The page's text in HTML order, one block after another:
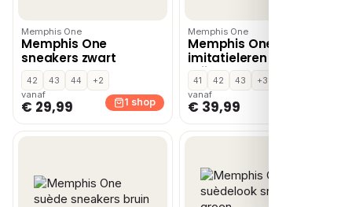
Memphis One
Memphis One
sneakers zwart
42 43 44
+2
vanaf
€ 29,99 1 shop
Memphis One
Memphis One
imitatieleren sneakers
grijs
41 42 43
+3
vanaf
€ 39,99